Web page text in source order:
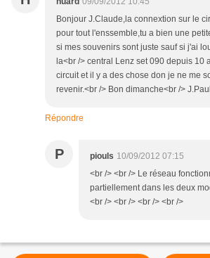
Bonjour J.Claude,la connextion sur le
pour tout l'enssemble,tu a bien une
si mes souvenirs sont juste sauf si j'ai
la<br /> central Lenz set 090 depuis 10
circuit et il y a des chose don je ne me
revenir.<br /> Bon dimanche<br /> J.Paul
Répondre
P piouls 10/09/2012 07:15
<br /> <br /> Le réseau
partiellement dans les deux
<br /> <br /> <br /> <br />